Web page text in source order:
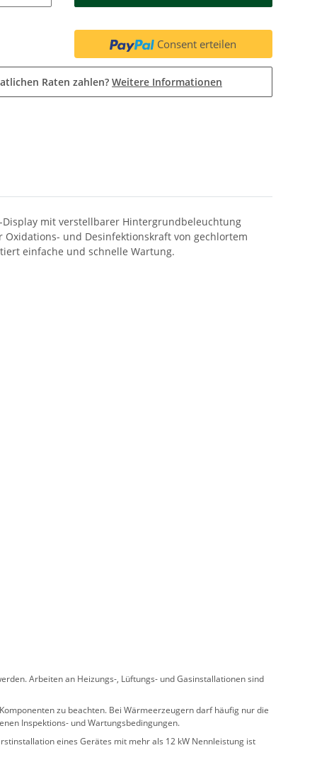
Consent erteilen
Raten zahlen? Weitere Informationen
Display mit verstellbarer Hintergrundbeleuchtung
und Desinfektionskraft von gechlortem
einfache und schnelle Wartung.
Arbeiten an Heizungs-, Lüftungs- und Gasinstallationen sind
zu beachten. Bei Wärmeerzeugern darf häufig nur die
Inspektions- und Wartungsbedingungen.
eines Gerätes mit mehr als 12 kW Nennleistung ist